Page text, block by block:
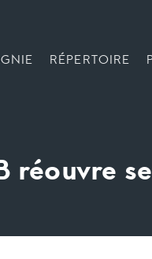
RÉPERTOIRE
réouvre